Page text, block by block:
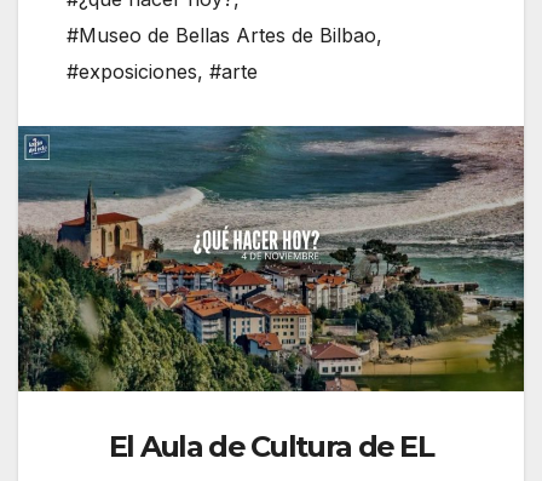
#Museo de Bellas Artes de Bilbao,
#exposiciones, #arte
El Aula de Cultura de EL